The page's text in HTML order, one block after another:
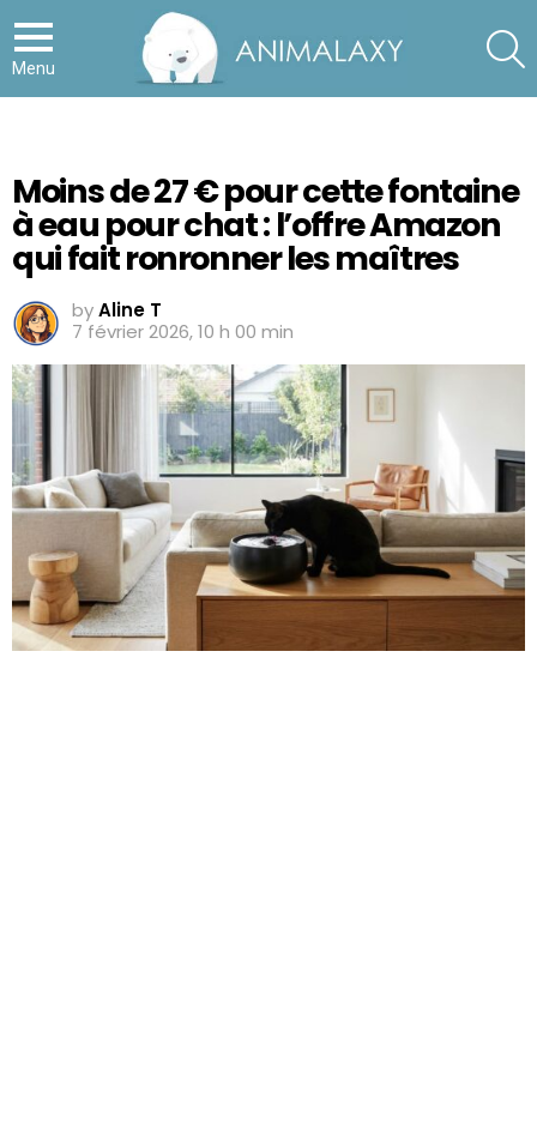
Menu
Moins de 27 € pour cette fontaine
à eau pour chat : l’offre Amazon
qui fait ronronner les maîtres
byAline T
7 février 2026, 10 h 00 min